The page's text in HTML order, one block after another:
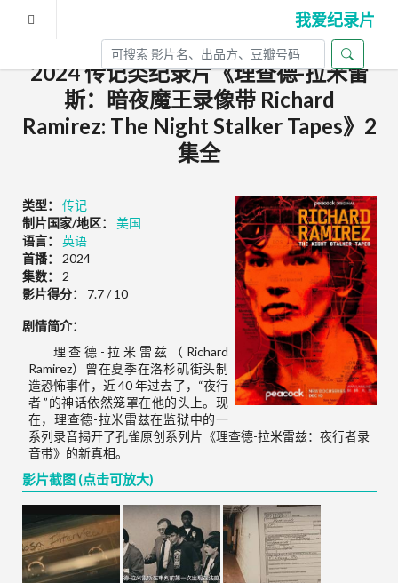
我爱纪录片
2024 传记类纪录片《理查德-拉米雷
斯：暗夜魔王录像带 Richard
Ramirez: The Night Stalker Tapes》2
集全
类型：
传记
制片国家/地区：
美国
语言：
英语
首播：
2024
集数：
2
影片得分：
7.7 / 10
剧情简介：
理查德-拉米雷兹（Richard
Ramirez）曾在夏季在洛杉矶街头制
造恐怖事件，近 40 年过去了，“夜行
者 ”的神话依然笼罩在他的头上。现
在，理查德-拉米雷兹在监狱中的一
系列录音揭开了孔雀原创系列片《理查德-拉米雷兹：夜行者录
音带》的新真相。
影片截图 (点击可放大)